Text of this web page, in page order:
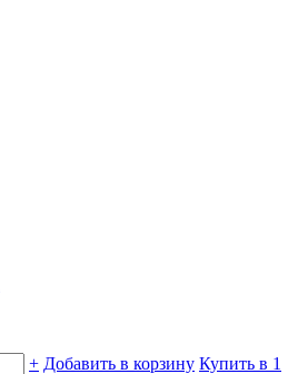
+ Добавить в корзину Купить в 1